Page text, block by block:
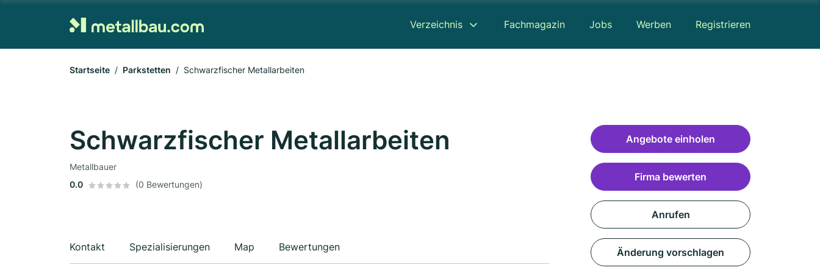
Verzeichnis Fachmagazin Jobs Werben Registrieren
Startseite Parkstetten Schwarzfischer Metallarbeiten
Schwarzfischer Metallarbeiten
Metallbauer
0.0
(0 Bewertungen)
Kontakt Spezialisierungen Map Bewertungen
Angebote einholen
Firma bewerten
Anrufen
Änderung vorschlagen